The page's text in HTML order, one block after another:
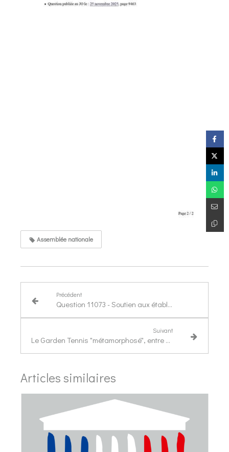
Assemblée nationale
Précédent
Question 11073 - Soutien aux établissements organisant des "teen party" encadrées et sans alcool
Suivant
Le Garden Tennis "métamorphosé", entre héritage architectural et exigences modernes
Articles similaires